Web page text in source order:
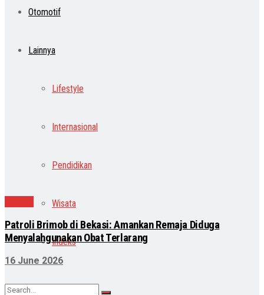
Otomotif
Lainnya
Lifestyle
Internasional
Pendidikan
Wisata
Indeks
Patroli Brimob di Bekasi: Amankan Remaja Diduga
Menyalahgunakan Obat Terlarang
16 June 2026